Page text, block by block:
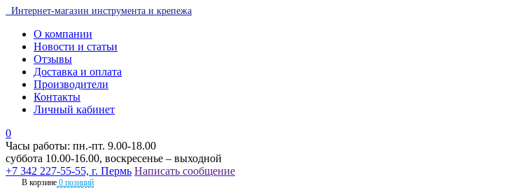
Интернет-магазин инструмента и крепежа
О компании
Новости и статьи
Отзывы
Доставка и оплата
Производители
Контакты
Личный кабинет
0
Часы работы: пн.-пт. 9.00-18.00
суббота 10.00-16.00, воскресенье – выходной
+7 342 227-55-55, г. Пермь Написать сообщение
В корзине 0 позиций